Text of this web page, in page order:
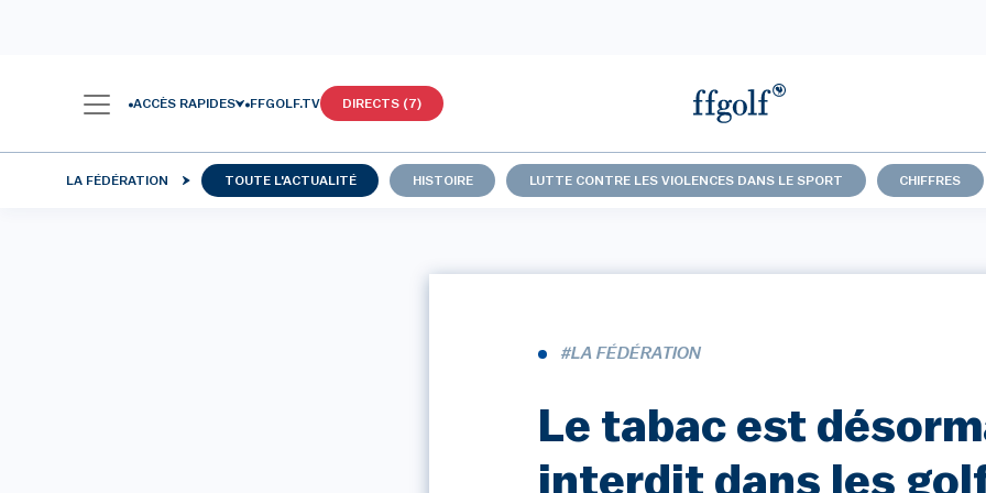
ACCÈS RAPIDES FFGOLF.TV DIRECTS (7)
LA FÉDÉRATION TOUTE L'ACTUALITÉ HISTOIRE LUTTE CONTRE LES VIOLENCES DANS LE SPORT CHIFFRES
#LA FÉDÉRATION
Le tabac est
interdit dans les